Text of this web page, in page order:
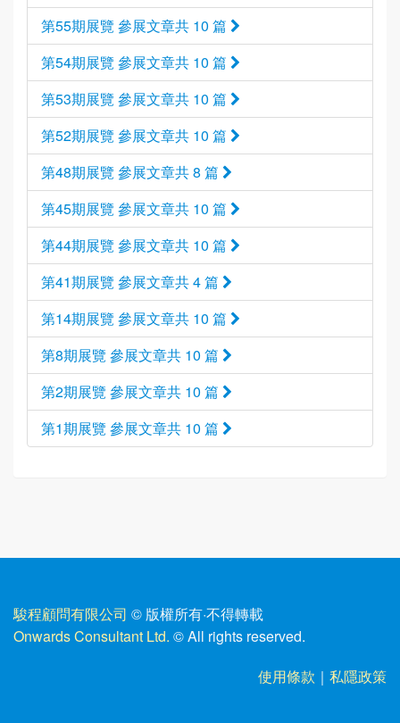
第55期展覽 參展文章共 10 篇
第54期展覽 參展文章共 10 篇
第53期展覽 參展文章共 10 篇
第52期展覽 參展文章共 10 篇
第48期展覽 參展文章共 8 篇
第45期展覽 參展文章共 10 篇
第44期展覽 參展文章共 10 篇
第41期展覽 參展文章共 4 篇
第14期展覽 參展文章共 10 篇
第8期展覽 參展文章共 10 篇
第2期展覽 參展文章共 10 篇
第1期展覽 參展文章共 10 篇
駿程顧問有限公司 © 版權所有·不得轉載
Onwards Consultant Ltd. © All rights reserved.
使用條款 ｜ 私隱政策